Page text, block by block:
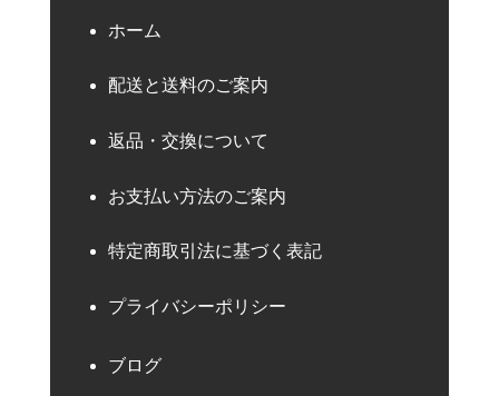
ホーム
配送と送料のご案内
返品・交換について
お支払い方法のご案内
特定商取引法に基づく表記
プライバシーポリシー
ブログ